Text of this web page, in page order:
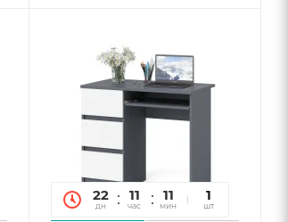
22
дн
11
час
11
мин
45
сек
1
шт